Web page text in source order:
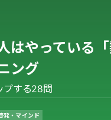
はやっている「
ング
プする28問
発・マインド